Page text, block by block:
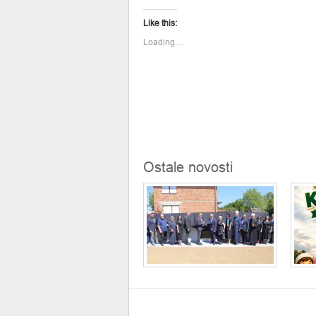
Twitter
in
window)
Like this:
Loading…
Ostale novosti